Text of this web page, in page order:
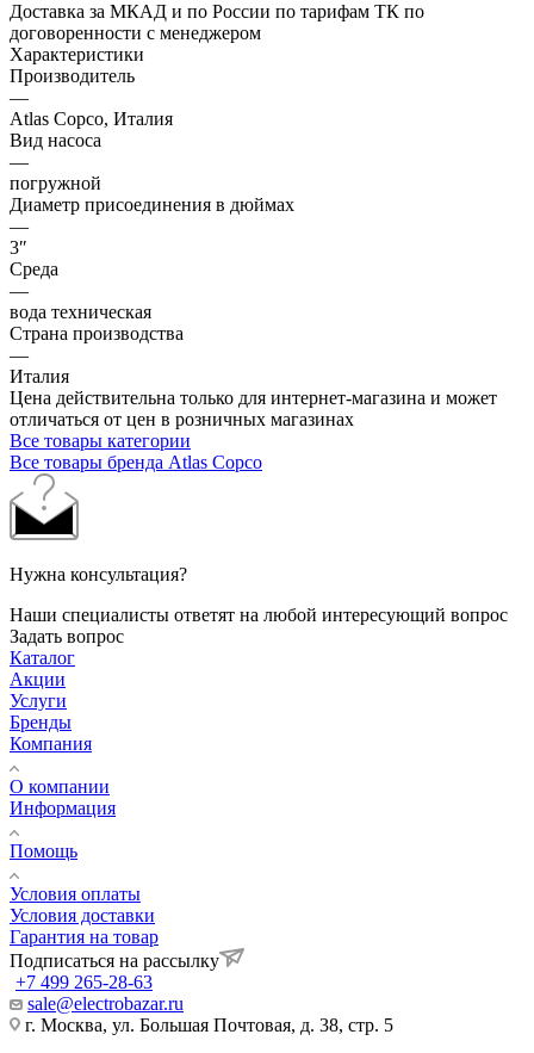
Доставка за МКАД и по России по тарифам ТК по
договоренности с менеджером
Характеристики
Производитель
—
Atlas Copco, Италия
Вид насоса
—
погружной
Диаметр присоединения в дюймах
—
3″
Среда
—
вода техническая
Страна производства
—
Италия
Цена действительна только для интернет-магазина и может
отличаться от цен в розничных магазинах
Все товары категории
Все товары бренда Atlas Copco
Нужна консультация?
Наши специалисты ответят на любой интересующий вопрос
Задать вопрос
Каталог
Акции
Услуги
Бренды
Компания
О компании
Информация
Помощь
Условия оплаты
Условия доставки
Гарантия на товар
Подписаться на рассылку
+7 499 265-28-63
sale@electrobazar.ru
г. Москва, ул. Большая Почтовая, д. 38, стр. 5